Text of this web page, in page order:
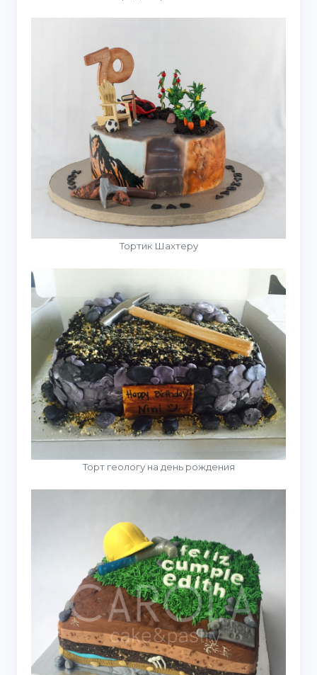
Тортик Шахтеру
Торт геологу на день рождения